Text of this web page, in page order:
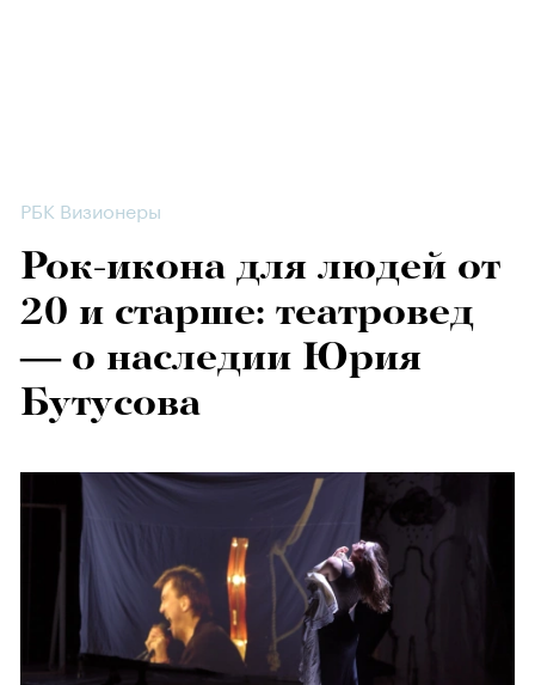
РБК Визионеры
Рок-икона для людей от
20 и старше: театровед
— о наследии Юрия
Бутусова